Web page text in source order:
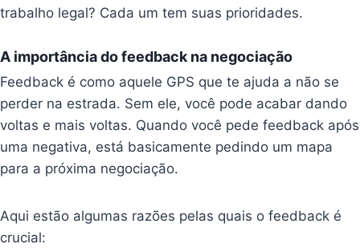
trabalho legal? Cada um tem suas prioridades.
A importância do feedback na negociação
Feedback é como aquele GPS que te ajuda a não se
perder na estrada. Sem ele, você pode acabar dando
voltas e mais voltas. Quando você pede feedback após
uma negativa, está basicamente pedindo um mapa
para a próxima negociação.
Aqui estão algumas razões pelas quais o feedback é
crucial: